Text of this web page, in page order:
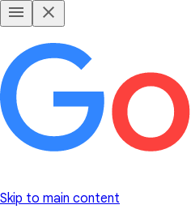
Skip to main content